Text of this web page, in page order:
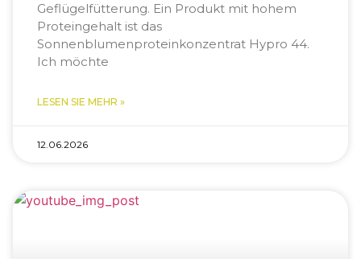
Geflügelfütterung. Ein Produkt mit hohem
Proteingehalt ist das
Sonnenblumenproteinkonzentrat Hypro 44.
Ich möchte
LESEN SIE MEHR »
12.06.2026